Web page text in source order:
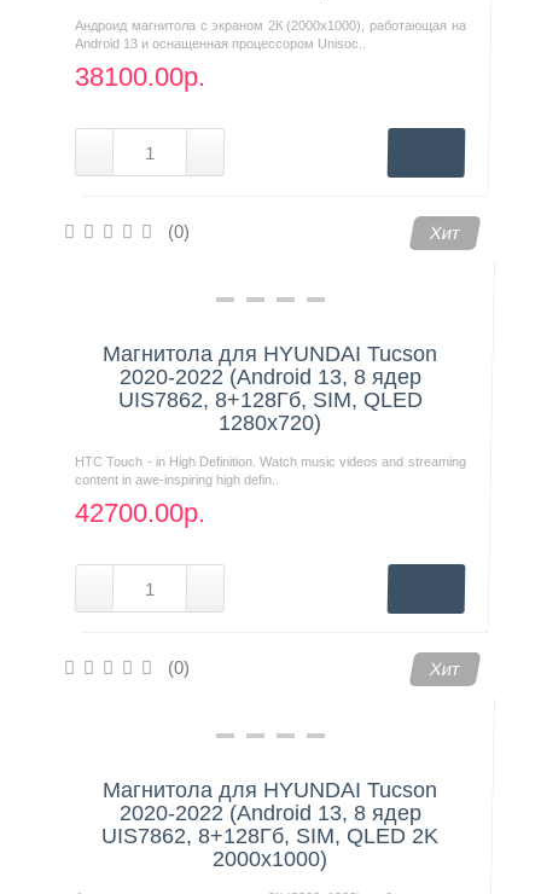
Андроид магнитола с экраном 2К (2000х1000), работающая на
Android 13 и оснащенная процессором Unisoc..
38100.00р.
(0) Хит
Магнитола для HYUNDAI Tucson
2020-2022 (Android 13, 8 ядер
UIS7862, 8+128Гб, SIM, QLED
1280x720)
HTC Touch - in High Definition. Watch music videos and streaming
content in awe-inspiring high defin..
42700.00р.
(0) Хит
Магнитола для HYUNDAI Tucson
2020-2022 (Android 13, 8 ядер
UIS7862, 8+128Гб, SIM, QLED 2K
2000x1000)